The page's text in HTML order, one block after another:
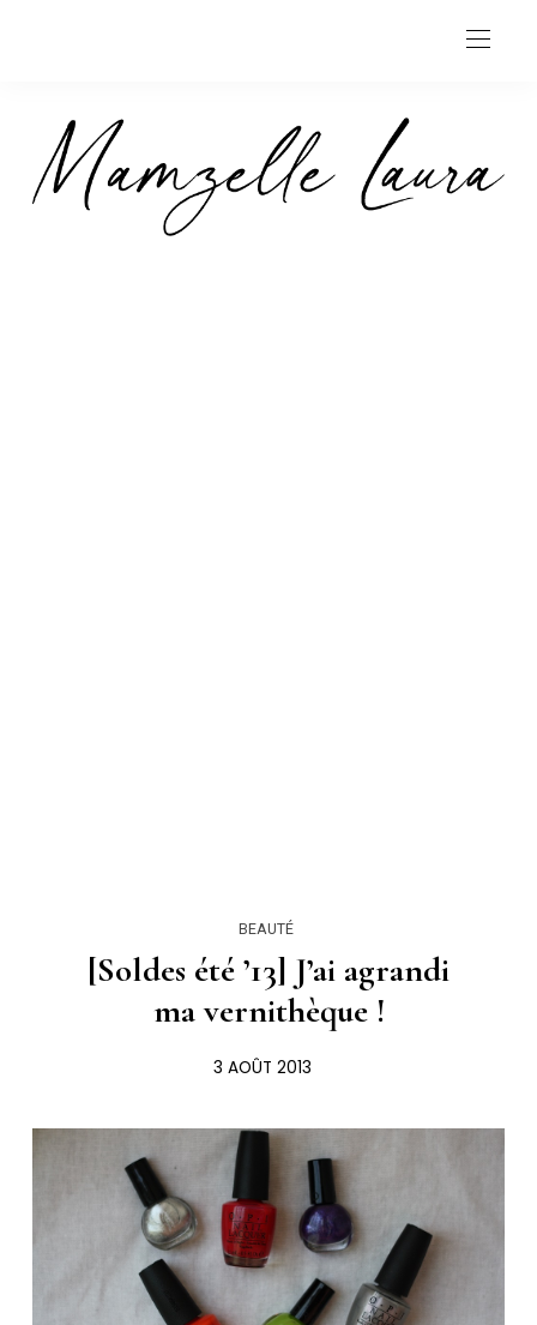
BEAUTÉ
[Soldes été ’13] J’ai agrandi
ma vernithèque !
3 AOÛT 2013